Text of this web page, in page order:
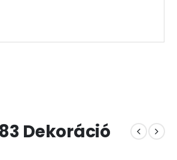
Dekoráció